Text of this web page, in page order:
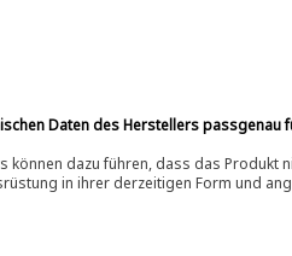
Daten des Herstellers passgenau
dazu führen, dass das Produkt
in ihrer derzeitigen Form und